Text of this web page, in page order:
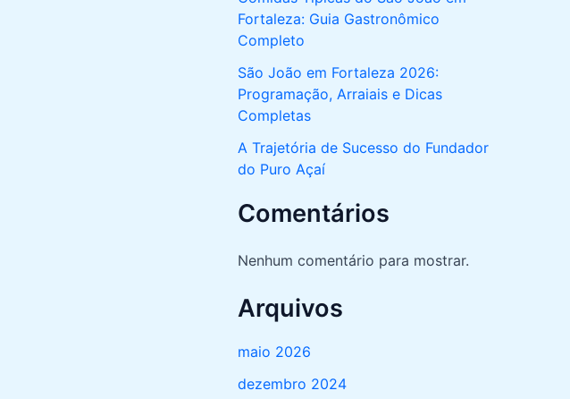
Fortaleza: Guia Gastronômico
Completo
São João em Fortaleza 2026:
Programação, Arraiais e Dicas
Completas
A Trajetória de Sucesso do Fundador
do Puro Açaí
Comentários
Nenhum comentário para mostrar.
Arquivos
maio 2026
dezembro 2024